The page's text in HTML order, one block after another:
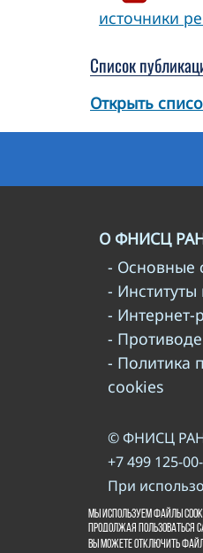
источники
Список
Открыть
О ФНИСЦ
- Основные
-
- Интернет-
-
- Политика
cookies
© ФНИСЦ
+7 499 125-
При
Пожалуйста,
ВКонтакте
Мы используем файлы
Продолжая пользоваться
Вы можете отключить